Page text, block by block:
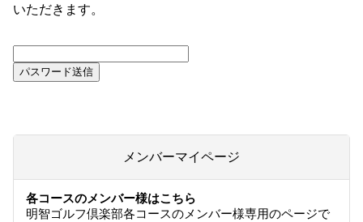
いただきます。
メンバーマイページ
各コースのメンバー様はこちら
明智ゴルフ倶楽部各コースのメンバー様専用のページで